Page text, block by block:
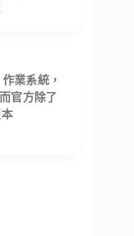
業系統，
官方除了